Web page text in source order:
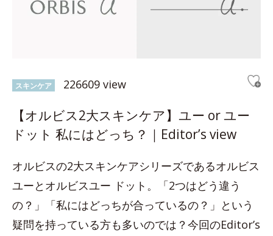
スキンケア 226609 view
【オルビス2大スキンケア】ユー or ユー
ドット 私にはどっち？｜Editor’s view
オルビスの2大スキンケアシリーズであるオルビス
ユーとオルビスユー ドット。「2つはどう違う
の？」「私にはどっちが合っているの？」という
疑問を持っている方も多いのでは？今回のEditor’s